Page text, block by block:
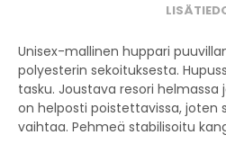
Unisex-mallinen huppari
polyesterin sekoituksesta.
tasku. Joustava resori helmassa
on helposti poistettavissa, joten
vaihtaa. Pehmeä stabilisoitu